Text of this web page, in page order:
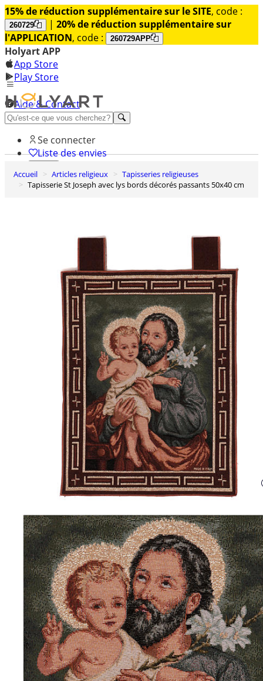
15% de réduction supplémentaire sur le SITE, code :
260729 | 20% de réduction supplémentaire sur
l'APPLICATION, code : 260729APP
Holyart APP
App Store
Play Store
Aide & Contact
Découvrez Premium
Se connecter
Liste des envies
0
Panier
Accueil Articles religieux
Tapisseries religieuses
Tapisserie St Joseph avec lys bords décorés passants 50x40 cm